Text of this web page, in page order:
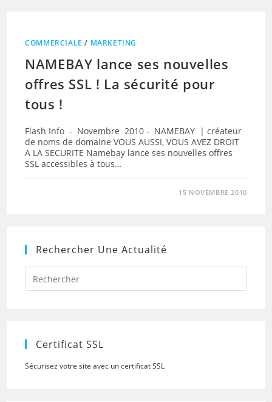
COMMERCIALE / MARKETING
NAMEBAY lance ses nouvelles
offres SSL ! La sécurité pour
tous !
Flash Info - Novembre 2010 - NAMEBAY | créateur
de noms de domaine VOUS AUSSI, VOUS AVEZ DROIT
A LA SECURITE Namebay lance ses nouvelles offres
SSL accessibles à tous…
15 NOVEMBRE 2010
Rechercher Une Actualité
Press
to
Certificat SSL
Sécurisez votre site avec un certificat SSL